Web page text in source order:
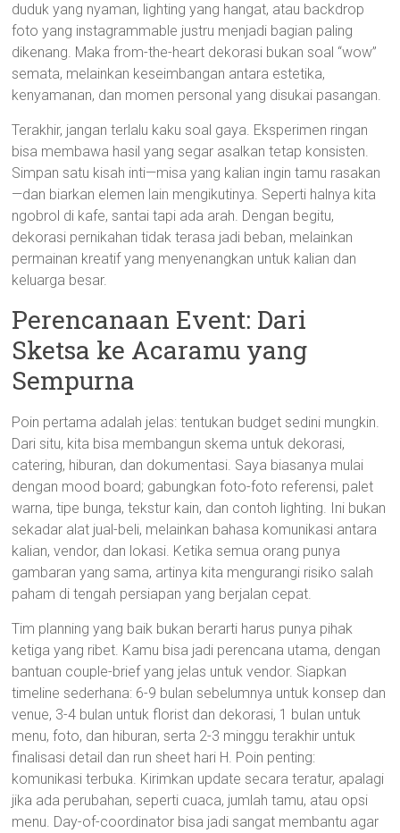
duduk yang nyaman, lighting yang hangat, atau backdrop
foto yang instagrammable justru menjadi bagian paling
dikenang. Maka from-the-heart dekorasi bukan soal “wow”
semata, melainkan keseimbangan antara estetika,
kenyamanan, dan momen personal yang disukai pasangan.
Terakhir, jangan terlalu kaku soal gaya. Eksperimen ringan
bisa membawa hasil yang segar asalkan tetap konsisten.
Simpan satu kisah inti—misa yang kalian ingin tamu rasakan
—dan biarkan elemen lain mengikutinya. Seperti halnya kita
ngobrol di kafe, santai tapi ada arah. Dengan begitu,
dekorasi pernikahan tidak terasa jadi beban, melainkan
permainan kreatif yang menyenangkan untuk kalian dan
keluarga besar.
Perencanaan Event: Dari
Sketsa ke Acaramu yang
Sempurna
Poin pertama adalah jelas: tentukan budget sedini mungkin.
Dari situ, kita bisa membangun skema untuk dekorasi,
catering, hiburan, dan dokumentasi. Saya biasanya mulai
dengan mood board; gabungkan foto-foto referensi, palet
warna, tipe bunga, tekstur kain, dan contoh lighting. Ini bukan
sekadar alat jual-beli, melainkan bahasa komunikasi antara
kalian, vendor, dan lokasi. Ketika semua orang punya
gambaran yang sama, artinya kita mengurangi risiko salah
paham di tengah persiapan yang berjalan cepat.
Tim planning yang baik bukan berarti harus punya pihak
ketiga yang ribet. Kamu bisa jadi perencana utama, dengan
bantuan couple-brief yang jelas untuk vendor. Siapkan
timeline sederhana: 6-9 bulan sebelumnya untuk konsep dan
venue, 3-4 bulan untuk florist dan dekorasi, 1 bulan untuk
menu, foto, dan hiburan, serta 2-3 minggu terakhir untuk
finalisasi detail dan run sheet hari H. Poin penting:
komunikasi terbuka. Kirimkan update secara teratur, apalagi
jika ada perubahan, seperti cuaca, jumlah tamu, atau opsi
menu. Day-of-coordinator bisa jadi sangat membantu agar